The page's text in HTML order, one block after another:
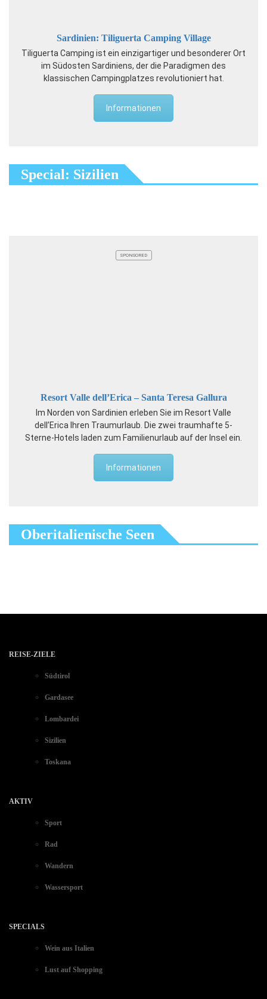
Sardinien: Tiliguerta Camping Village
Tiliguerta Camping ist ein einzigartiger und besonderer Ort
im Südosten Sardiniens, der die Paradigmen des
klassischen Campingplatzes revolutioniert hat.
Informationen
Special: Sizilien
SPONSORED
Resort Valle dell’Erica – Santa Teresa Gallura
Im Norden von Sardinien erleben Sie im Resort Valle
dell’Erica Ihren Traumurlaub. Die zwei traumhafte 5-
Sterne-Hotels laden zum Familienurlaub auf der Insel ein.
Informationen
Oberitalienische Seen
REISE-ZIELE
Südtirol
Gardasee
Lombardei
Sizilien
Toskana
AKTIV
Sport
Rad
Wandern
Wassersport
SPECIALS
Wein aus Italien
Lust auf Shopping